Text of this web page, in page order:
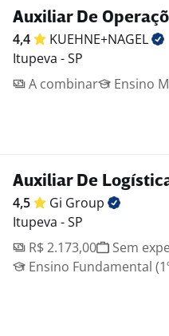
Auxiliar De
4,4
KUEHNE+NAGEL
Itupeva - SP
A combinar
Ensino
Auxiliar De
4,5 Gi Group
Itupeva - SP
R$ 2.173,00
Sem
Ensino Fundamental